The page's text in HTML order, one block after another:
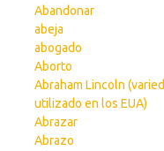
Abandonar
abeja
abogado
Aborto
Abraham Lincoln
utilizado en los EUA)
Abrazar
Abrazo